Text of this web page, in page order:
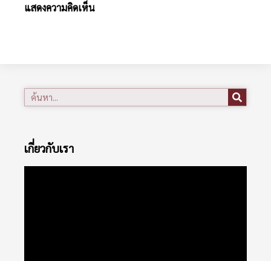
แสดงความคิดเห็น
เกี่ยวกับเรา